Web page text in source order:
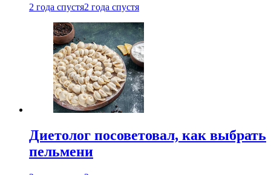
2 года спустя2 года спустя
Диетолог посоветовал, как выбрать
пельмени